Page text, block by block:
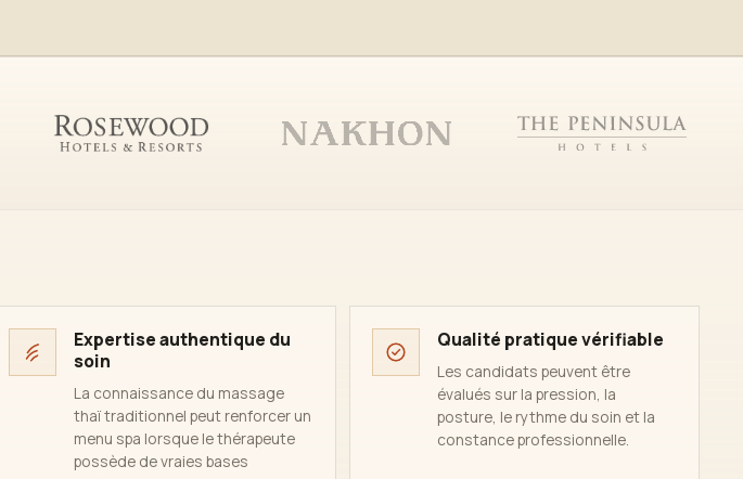
Expertise authentique du
soin
La connaissance du massage
thaï traditionnel peut renforcer un
menu spa lorsque le thérapeute
possède de vraies bases
Qualité pratique vérifiable
Les candidats peuvent être
évalués sur la pression, la
posture, le rythme du soin et la
constance professionnelle.